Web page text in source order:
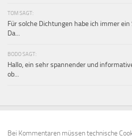
TOM SAGT:
Für solche Dichtungen habe ich immer
Da...
BODO SAGT:
Hallo, ein sehr spannender und
ob...
Bei Kommentaren müssen technische